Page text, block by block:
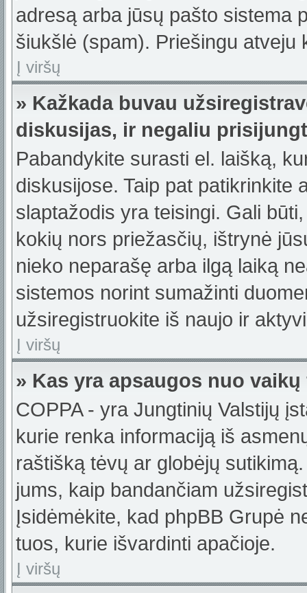
adresą arba jūsų pašto sistema
šiukšlė (spam). Priešingu atveju
Į viršų
» Kažkada buvau
diskusijas, ir negaliu
Pabandykite surasti el. laišką,
diskusijose. Taip pat patikrinkite
slaptažodis yra teisingi. Gali
kokių nors priežasčių, ištrynė
nieko neparašę arba ilgą laiką
sistemos norint sumažinti
užsiregistruokite iš naujo ir
Į viršų
» Kas yra apsaugos nuo
COPPA - yra Jungtinių Valstijų
kurie renka informaciją iš
raštišką tėvų ar globėjų
jums, kaip bandančiam
Įsidėmėkite, kad phpBB Grupė
tuos, kurie išvardinti apačioje.
Į viršų